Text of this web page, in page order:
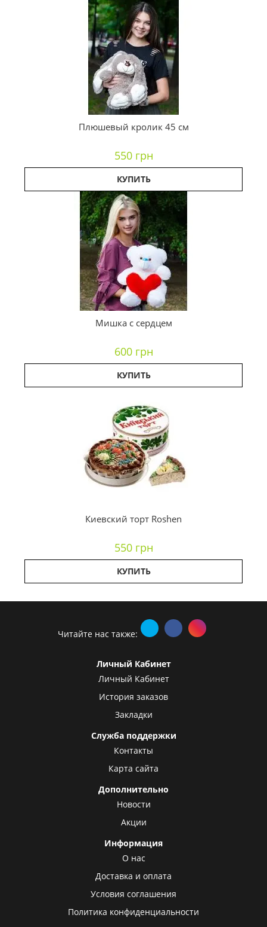
Плюшевый кролик 45 см
550 грн
КУПИТЬ
Мишка с сердцем
600 грн
КУПИТЬ
Киевский торт Roshen
550 грн
КУПИТЬ
Читайте нас также:
Личный Кабинет
Личный Кабинет
История заказов
Закладки
Служба поддержки
Контакты
Карта сайта
Дополнительно
Новости
Акции
Информация
О нас
Доставка и оплата
Условия соглашения
Политика конфиденциальности